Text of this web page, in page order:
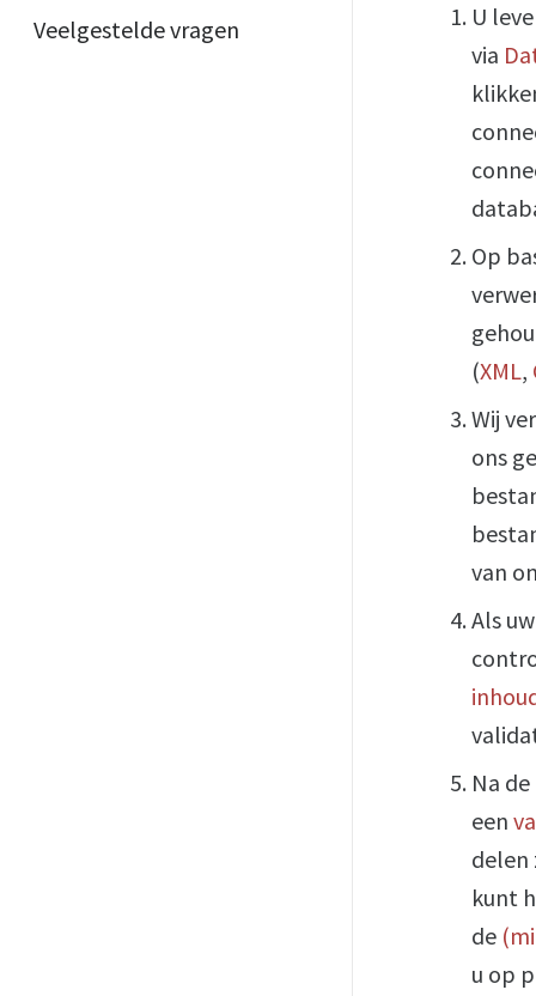
Veelgestelde vragen
U
via
Op
(XML,
Wij
ons
van
Als
Na
een
delen
kunt
de
u op